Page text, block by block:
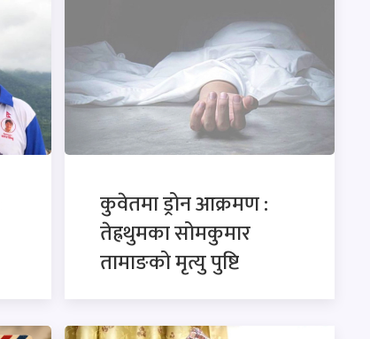
कुवेतमा ड्रोन आक्रमण :
तेह्रथुमका सोमकुमार
तामाङको मृत्यु पुष्टि